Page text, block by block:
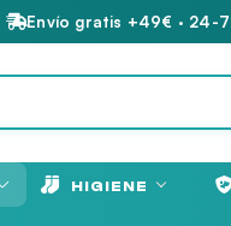
Envío gratis +49€ · 24-
HIGIENE